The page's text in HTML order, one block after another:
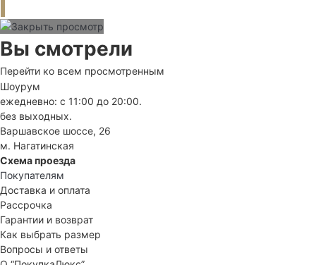
Вы смотрели
Перейти ко всем просмотренным
Шоурум
ежедневно: с 11:00 до 20:00.
без выходных.
Варшавское шоссе, 26
м. Нагатинская
Схема проезда
Покупателям
Доставка и оплата
Рассрочка
Гарантии и возврат
Как выбрать размер
Вопросы и ответы